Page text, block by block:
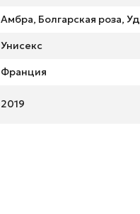
Амбра, Болгарская роза, Уд
Унисекс
Франция
2019